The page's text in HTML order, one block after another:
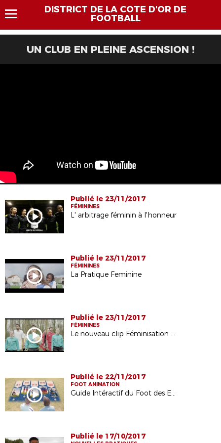
DISTRICT DE LA COTE D'OR DE
FOOTBALL
UN CLUB EN PLEINE ASCENSION !
Publié le 23/11/2017
FÉMININES
L' arbitrage féminin à l'honneur
Publié le 23/11/2017
FÉMININES
La Pratique Feminine
Publié le 23/11/2017
FÉMININES
Le nouveau clip Féminisation de la FFF
Publié le 22/11/2017
FOOT ANIMATION
Guide Intéractif du Foot des Enfants
Publié le 17/10/2017